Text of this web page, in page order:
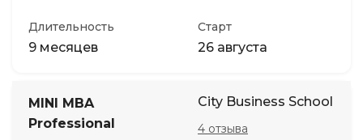
Длительность
9 месяцев
Старт
26 августа
MINI MBA
Professional
City Business School
4 отзыва